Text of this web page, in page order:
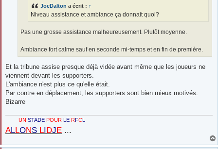
JoeDalton a écrit : ↑
Niveau assistance et ambiance ça donnait quoi?
Pas une grosse assistance malheureusement. Plutôt moyenne.
Ambiance fort calme sauf en seconde mi-temps et en fin de première.
Et la tribune assise presque déjà vidée avant même que les joueurs ne
viennent devant les supporters.
L'ambiance n'est plus ce qu'elle était.
Par contre en déplacement, les supporters sont bien mieux motivés.
Bizarre
STADE POUR LE RFCL
ALLONS LIDJE ...